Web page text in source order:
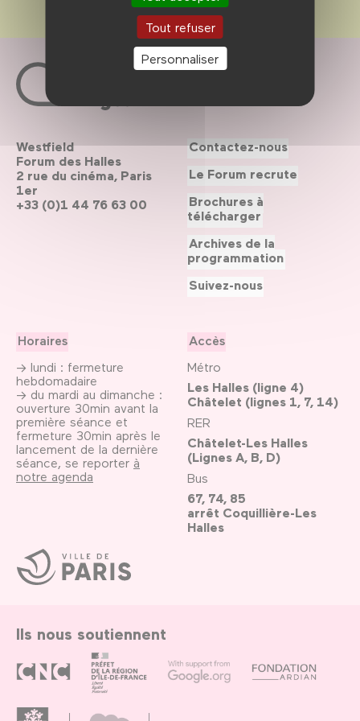
Tout refuser
Personnaliser
Ville
de
Paris
Westfield
Forum des Halles
2 rue du cinéma, Paris
1er
+33 (0)1 44 76 63 00
Horaires
→ lundi : fermeture
hebdomadaire
→ du mardi au dimanche :
ouverture 30min avant la
première séance et
fermeture 30min après le
lancement de la dernière
séance, se reporter à
notre agenda
Accès
Métro
Les Halles (ligne 4)
Châtelet (lignes 1, 7, 14)
RER
Châtelet-Les Halles
(Lignes A, B, D)
Bus
67, 74, 85
arrêt Coquillière-Les
Halles
Contactez-nous
Le Forum recrute
Brochures à
télécharger
Archives de la
programmation
Suivez-nous
Ils nous soutiennent